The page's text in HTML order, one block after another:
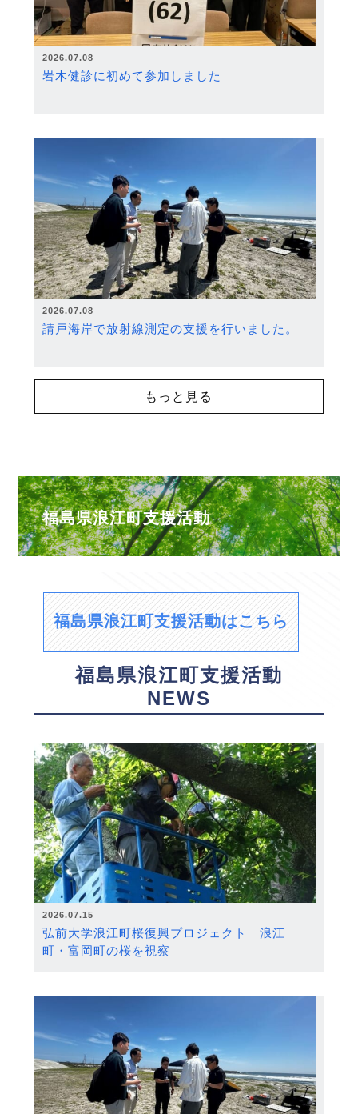
2026.07.08
岩木健診に初めて参加しました
2026.07.08
請戸海岸で放射線測定の支援を行いました。
もっと見る
福島県浪江町支援活動
福島県浪江町支援活動はこちら
福島県浪江町支援活動
NEWS
2026.07.15
弘前大学浪江町桜復興プロジェクト 浪江
町・富岡町の桜を視察